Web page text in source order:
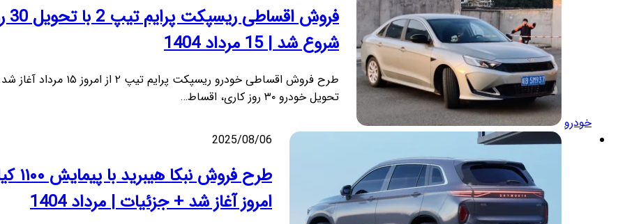
خودرو
فروش
شروع شد | 15 مرداد 1404
طرح فروش اقساطی خودرو ریسپکت پرایم تیپ ۲ از امروز ۱۵ مرداد
تحویل خودرو ۳۰ روز کاری، اقساط…
2025/08/06
طرح فروش
امروز آغاز شد + جزئیات | مرداد 1404